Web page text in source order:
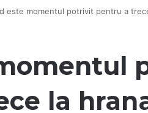
este momentul potrivit pentru a
la